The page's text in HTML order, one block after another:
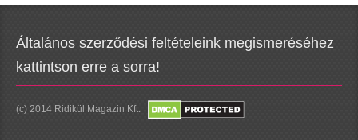
Általános szerződési feltételeink megismeréséhez
kattintson erre a sorra!
(c) 2014 Ridikül Magazin Kft.